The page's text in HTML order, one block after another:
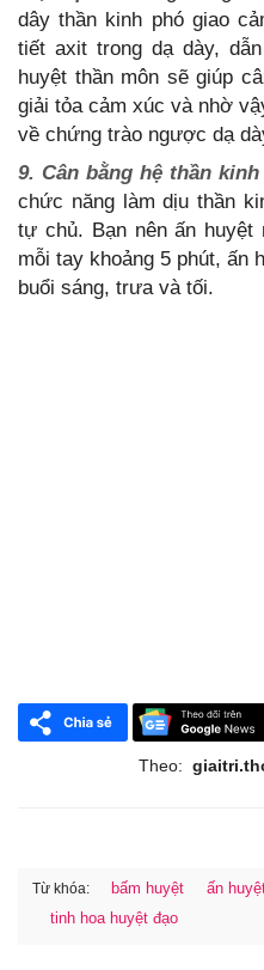
dây thần kinh phó giao
tiết axit trong dạ dày,
huyệt thần môn sẽ giúp
giải tỏa cảm xúc và nhờ
về chứng trào ngược dạ
9. Cân bằng hệ thần
chức năng làm dịu thần
tự chủ. Bạn nên ấn huyệt
mỗi tay khoảng 5 phút, ấn
buổi sáng, trưa và tối.
Theo:
Từ khóa: bấm huyệt ấn
tinh hoa huyệt đạo